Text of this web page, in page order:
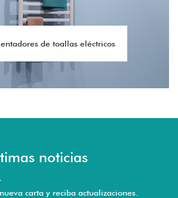
de toallas eléctricos
noticias
carta y reciba actualizaciones.